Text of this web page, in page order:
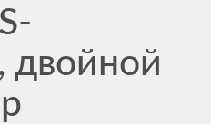
двойной